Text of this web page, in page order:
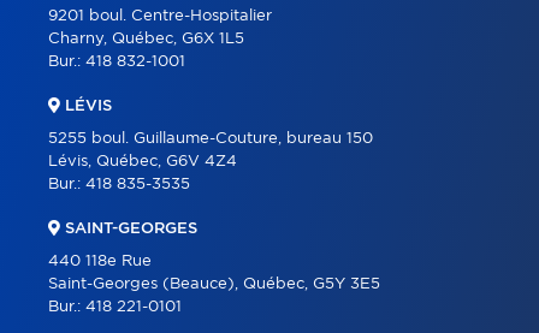
9201 boul. Centre-Hospitalier
Charny, Québec, G6X 1L5
Bur.: 418 832-1001
LÉVIS
5255 boul. Guillaume-Couture, bureau 150
Lévis, Québec, G6V 4Z4
Bur.: 418 835-3535
SAINT-GEORGES
440 118e Rue
Saint-Georges (Beauce), Québec, G5Y 3E5
Bur.: 418 221-0101